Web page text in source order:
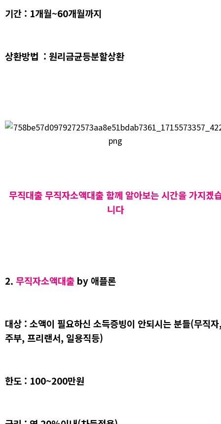
기간 : 1개월~60개월까지
상환방법 : 원리금균등분할상환
무직대출 무직자소액대출 함께 알아보는 시간을 가지겠
니다
2. 무직자소액대출 by 애플론
대상 : 소액이 필요하신 소득증빙이 안되시는 분들(무직
주부, 프리랜서, 일용직등)
한도 : 100~200만원